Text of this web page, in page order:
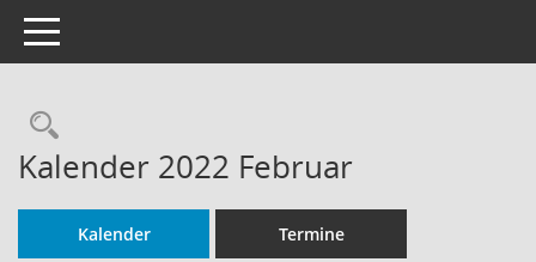
Toggle navigation
Rechercheauswahl
Kalender 2022 Februar
Kalender Termine